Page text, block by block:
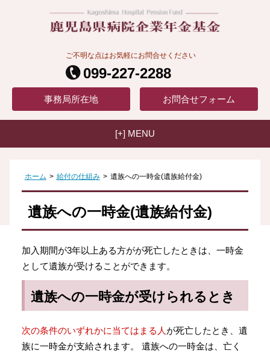
ご不明な点はお気軽にお問合せください
099-227-2288
事務局所在地 お問合せフォーム
[+] MENU
ホーム > 給付の仕組み > 遺族への一時金(遺族給付金)
遺族への一時金(遺族給付金)
加入期間が3年以上ある方がが死亡したときは、一時金
として遺族が受けることができます。
遺族への一時金が受けられるとき
次の条件のいずれかに当てはまる人 が死亡したとき、遺
族に一時金が支給されます。 遺族への一時金は、亡く